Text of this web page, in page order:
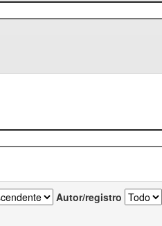
Autor/registro